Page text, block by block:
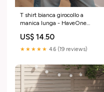
T shirt bianca girocollo a
manica lunga - HaveOne
US$ 14.50
★★★★★ 4.6 (19 reviews)